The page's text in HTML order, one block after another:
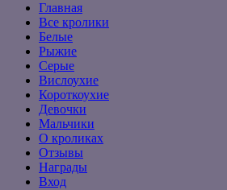
Главная
Все кролики
Белые
Рыжие
Серые
Вислоухие
Короткоухие
Девочки
Мальчики
О кроликах
Отзывы
Награды
Вход